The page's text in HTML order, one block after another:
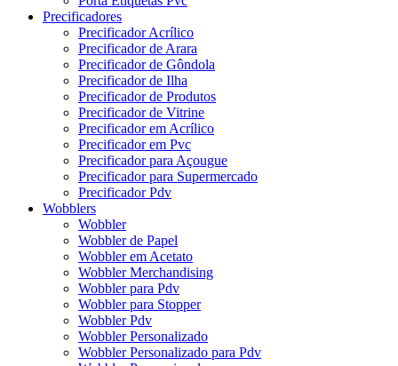
Precificadores
Precificador Acrílico
Precificador de Arara
Precificador de Gôndola
Precificador de Ilha
Precificador de Produtos
Precificador de Vitrine
Precificador em Acrílico
Precificador em Pvc
Precificador para Açougue
Precificador para Supermercado
Precificador Pdv
Wobblers
Wobbler
Wobbler de Papel
Wobbler em Acetato
Wobbler Merchandising
Wobbler para Pdv
Wobbler para Stopper
Wobbler Pdv
Wobbler Personalizado
Wobbler Personalizado para Pdv